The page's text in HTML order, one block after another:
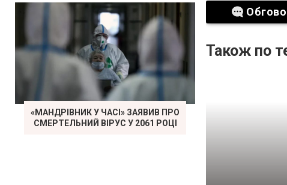
Також по
«МАНДРІВНИК У ЧАСІ» ЗАЯВИВ ПРО
СМЕРТЕЛЬНИЙ ВІРУС У 2061 РОЦІ